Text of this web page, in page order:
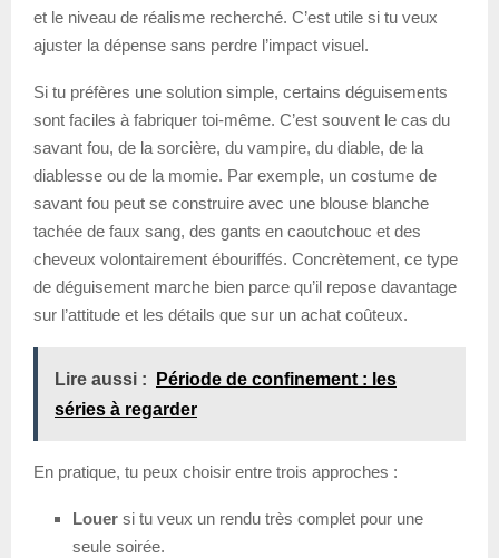
et le niveau de réalisme recherché. C’est utile si tu veux
ajuster la dépense sans perdre l’impact visuel.
Si tu préfères une solution simple, certains déguisements
sont faciles à fabriquer toi-même. C’est souvent le cas du
savant fou, de la sorcière, du vampire, du diable, de la
diablesse ou de la momie. Par exemple, un costume de
savant fou peut se construire avec une blouse blanche
tachée de faux sang, des gants en caoutchouc et des
cheveux volontairement ébouriffés. Concrètement, ce type
de déguisement marche bien parce qu’il repose davantage
sur l’attitude et les détails que sur un achat coûteux.
Lire aussi :
Période de confinement : les
séries à regarder
En pratique, tu peux choisir entre trois approches :
Louer si tu veux un rendu très complet pour une
seule soirée.